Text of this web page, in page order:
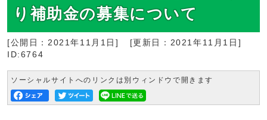
り補助金の募集について
[公開日： 2021年11月1日 ] [更新日： 2021年11月1日 ]
ID:6764
ソーシャルサイトへのリンクは別ウィンドウで開きます